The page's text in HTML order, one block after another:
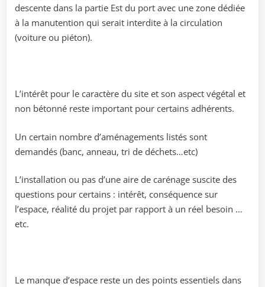
descente dans la partie Est du port avec une zone dédiée
à la manutention qui serait interdite à la circulation
(voiture ou piéton).
L’intérêt pour le caractère du site et son aspect végétal et
non bétonné reste important pour certains adhérents.
Un certain nombre d’aménagements listés sont
demandés (banc, anneau, tri de déchets…etc)
L’installation ou pas d’une aire de carénage suscite des
questions pour certains : intérêt, conséquence sur
l’espace, réalité du projet par rapport à un réel besoin …
etc.
Le manque d’espace reste un des points essentiels dans